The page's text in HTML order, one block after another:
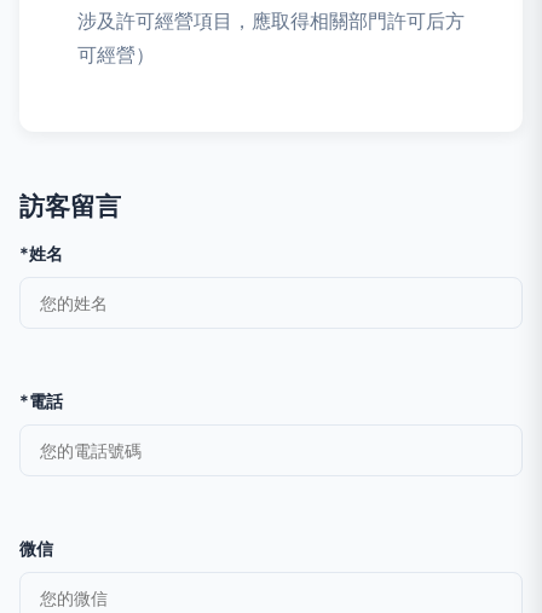
涉及許可經營項目，應取得相關部門許可后方
可經營）
訪客留言
*姓名
*電話
微信